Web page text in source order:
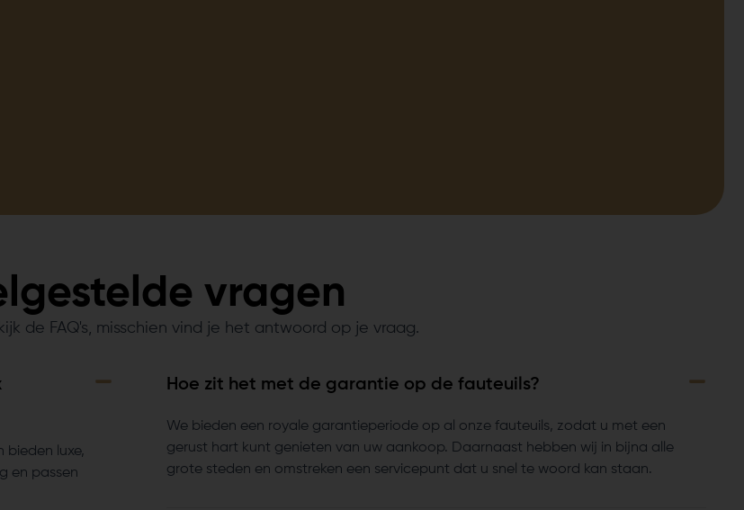
vragen
de FAQ's, misschien vind je het antwoord op je vraag.
bieden luxe,
en passen
Hoe zit het met de garantie op de fauteuils?
We bieden een royale garantieperiode op al onze fauteuils, zodat u met een
gerust hart kunt genieten van uw aankoop. Daarnaast hebben wij in bijna alle
grote steden en omstreken een servicepunt dat u snel te woord kan staan.